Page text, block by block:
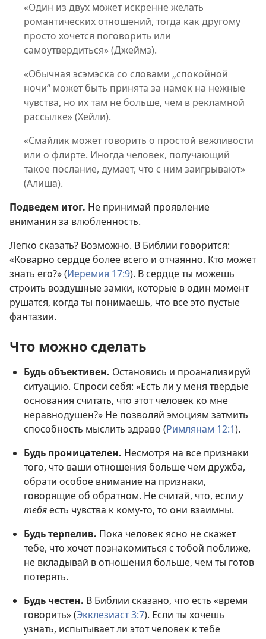
«Один из двух может искренне желать
романтических отношений, тогда как другому
просто хочется поговорить или
самоутвердиться» (Джеймз).
«Обычная эсэмэска со словами „спокойной
ночи“ может быть принята за намек на нежные
чувства, но их там не больше, чем в рекламной
рассылке» (Хейли).
«Смайлик может говорить о простой вежливости
или о флирте. Иногда человек, получающий
такое послание, думает, что с ним заигрывают»
(Алиша).
Подведем итог. Не принимай проявление
внимания за влюбленность.
Легко сказать? Возможно. В Библии говорится:
«Коварно сердце более всего и отчаянно. Кто может
знать его?» (Иеремия 17:9). В сердце ты можешь
строить воздушные замки, которые в один момент
рушатся, когда ты понимаешь, что все это пустые
фантазии.
Что можно сделать
Будь объективен. Остановись и проанализируй
ситуацию. Спроси себя: «Есть ли у меня твердые
основания считать, что этот человек ко мне
неравнодушен?» Не позволяй эмоциям затмить
способность мыслить здраво (Римлянам 12:1).
Будь проницателен. Несмотря на все признаки
того, что ваши отношения больше чем дружба,
обрати особое внимание на признаки,
говорящие об обратном. Не считай, что, если у
тебяесть чувства к кому-то, то они взаимны.
Будь терпелив. Пока человек ясно не скажет
тебе, что хочет познакомиться с тобой поближе,
не вкладывай в отношения больше, чем ты готов
потерять.
Будь честен. В Библии сказано, что есть «время
говорить» (Экклезиаст 3:7). Если ты хочешь
узнать, испытывает ли этот человек к тебе